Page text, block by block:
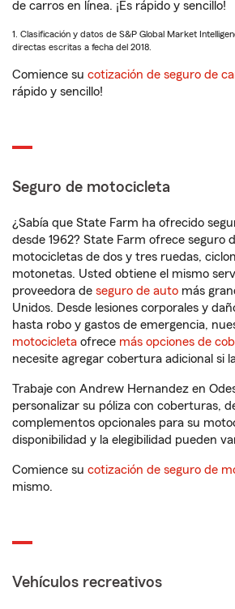
de carros en línea. ¡Es rápido y sencillo!
1. Clasificación y datos de S&P Global Market
directas escritas a fecha del 2018.
Comience su cotización de seguro de
rápido y sencillo!
Seguro de motocicleta
¿Sabía que State Farm ha ofrecido
desde 1962? State Farm ofrece seguro
motocicletas de dos y tres ruedas,
motonetas. Usted obtiene el mismo
proveedora de seguro de auto más
Unidos. Desde lesiones corporales y
hasta robo y gastos de emergencia,
motocicleta ofrece más opciones de
necesite agregar cobertura adicional si
Trabaje con Andrew Hernandez en
personalizar su póliza con coberturas,
complementos opcionales para su
disponibilidad y la elegibilidad pueden
Comience su cotización de seguro de
mismo.
Vehículos recreativos